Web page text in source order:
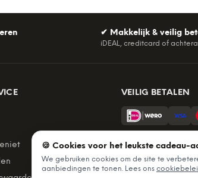
✔ Makkelijk & veilig
iDEAL, creditcard of
VEILIG BETALEN
BEZORGING
🍪 Cookies voor het leukste cadeau-
We gebruiken cookies om de site te
aanbiedingen te tonen. Lees ons